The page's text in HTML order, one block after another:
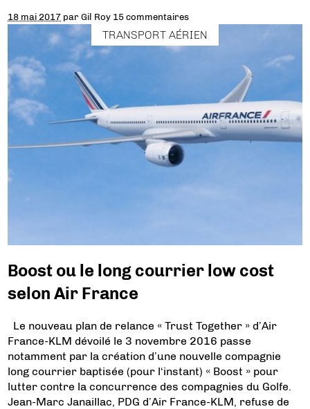
18 mai 2017 parGil Roy 15 commentaires
TRANSPORT AÉRIEN
Boost ou le long courrier low cost
selon Air France
Le nouveau plan de relance « Trust Together » d’Air
France-KLM dévoilé le 3 novembre 2016 passe
notamment par la création d’une nouvelle compagnie
long courrier baptisée (pour l‘instant) « Boost » pour
lutter contre la concurrence des compagnies du Golfe.
Jean-Marc Janaillac, PDG d’Air France-KLM, refuse de